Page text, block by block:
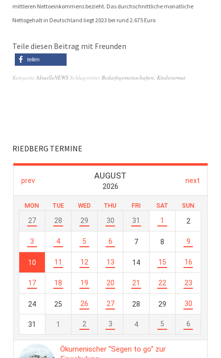
mittleren Nettoeinkommens bezieht. Das durchschnittliche monatliche
Nettogehalt in Deutschland liegt 2023 bei rund 2.675 Euro
Teile diesen Beitrag mit Freunden
teilen
Kategorie AktuelleNEWS SchlagwörterBedarfsgemeinschaften, Kinderarmut
RIEDBERG TERMINE